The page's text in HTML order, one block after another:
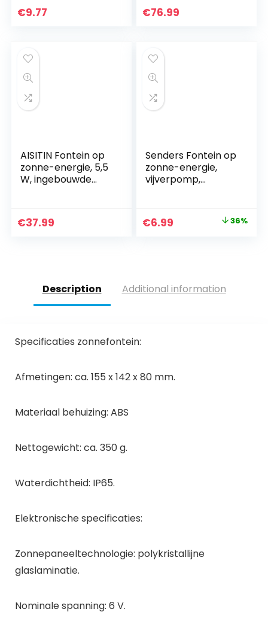
waterfonteinpanee
zwembad,
tuindecoratie
€9.77
stroomkabel voor
€76.99
AISITIN Fontein op
zonne-energie, 5,5
W, ingebouwde
waterpomp,
drijvende
culatie
€37.99
Senders Fontein op
zonne-energie,
vijverpomp,
monokristallijn
zonnepaneel,
vijver, vishouder
Original
€6.99 36%
Description Additional information
Specificaties zonnefontein:
Afmetingen: ca. 155 x 142 x 80 mm.
Materiaal behuizing: ABS
Nettogewicht: ca. 350 g.
Waterdichtheid: IP65.
Elektronische specificaties:
Zonnepaneeltechnologie: polykristallijne
glaslaminatie.
Nominale spanning: 6 V.